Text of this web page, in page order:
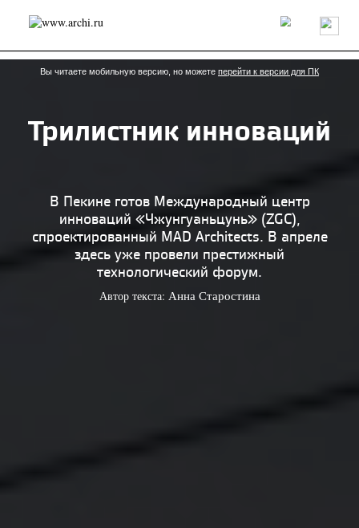
Россия Мир Технологии Интерьер Пресса
Архитекторы
Проекты
Конкурсы События Книги Вакансии
send.project Анонсы конкурсов
Блог
Журнал
Мнение
Дизайн
Иностранцы в России
Интерьер
Наследие Образование
Урбанистика
Вы читаете мобильную версию, но можете перейти к версии для ПК
Трилистник инноваций
В Пекине готов Международный центр
инноваций «Чжунгуаньцунь» (ZGC),
спроектированный MAD Architects. В апреле
здесь уже провели престижный
технологический форум.
Автор текста: Анна Старостина